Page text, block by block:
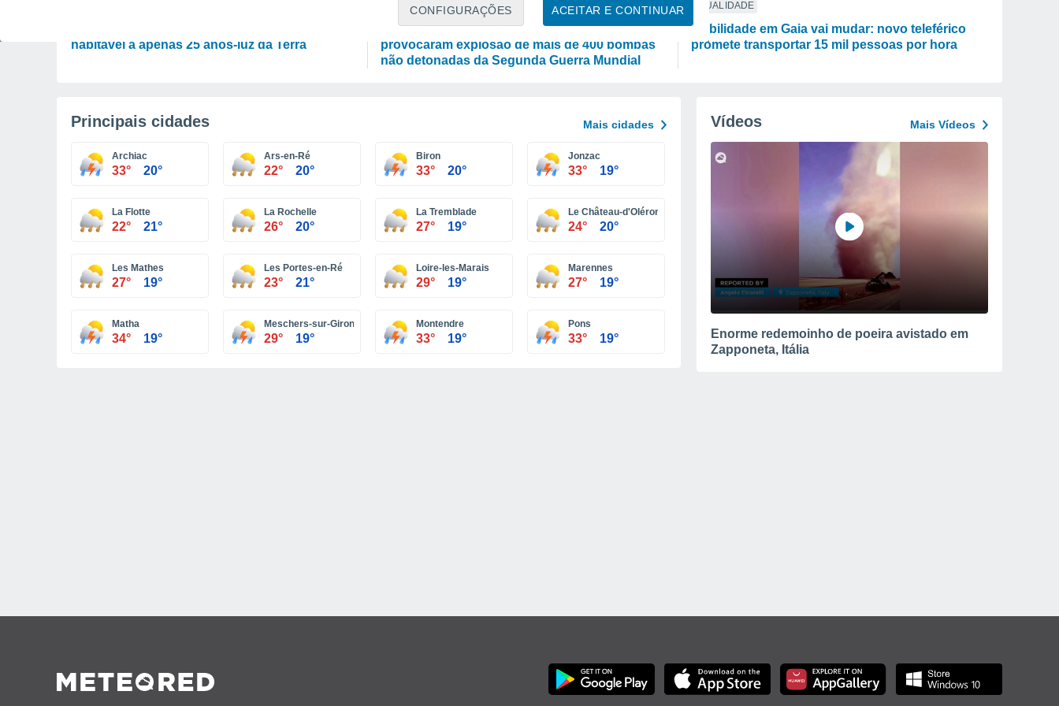
ACEITAR E CONTINUAR
CONFIGURAÇÕES
habitável a apenas 25 anos-luz da Terra
ATUALIDADE
Incêndios florestais no sul de França
provocaram explosão de mais de 400 bombas
não detonadas da Segunda Guerra Mundial
ATUALIDADE
Mobilidade em Gaia vai mudar: novo teleférico
promete transportar 15 mil pessoas por hora
Principais cidades Mais cidades
Archiac
33° 20°
Ars-en-Ré
22° 20°
Biron
33° 20°
Jonzac
33° 19°
La Flotte
22° 21°
La Rochelle
26° 20°
La Tremblade
27° 19°
Le Château-d'Oléron
24° 20°
Les Mathes
27° 19°
Les Portes-en-Ré
23° 21°
Loire-les-Marais
29° 19°
Marennes
27° 19°
Matha
34° 19°
Meschers-sur-Gironde
29° 19°
Montendre
33° 19°
Pons
33° 19°
Vídeos Mais Vídeos
Enorme redemoinho de poeira avistado em
Zapponeta, Itália